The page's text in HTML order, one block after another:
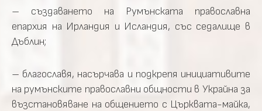
– създаването на Румънската православна
епархия на Ирландия и Исландия, със седалище в
Дъблин;
– благославя, насърчава и подкрепя инициативите
на румънските православни общности в Украйна за
възстановяване на общението с Църквата-майка,